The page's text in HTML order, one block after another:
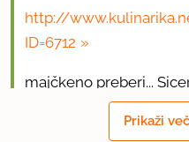
http://
ID=6712
majčkeno preberi...
naročala na Hrvaško še
nekaj časa ziher ne
Prikaži